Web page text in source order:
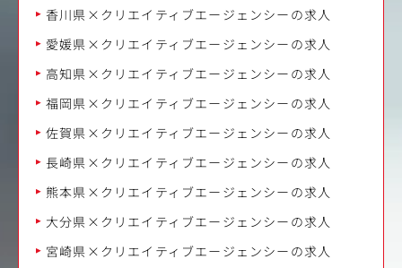
香川県×クリエイティブエージェンシーの求人
愛媛県×クリエイティブエージェンシーの求人
高知県×クリエイティブエージェンシーの求人
福岡県×クリエイティブエージェンシーの求人
佐賀県×クリエイティブエージェンシーの求人
長崎県×クリエイティブエージェンシーの求人
熊本県×クリエイティブエージェンシーの求人
大分県×クリエイティブエージェンシーの求人
宮崎県×クリエイティブエージェンシーの求人